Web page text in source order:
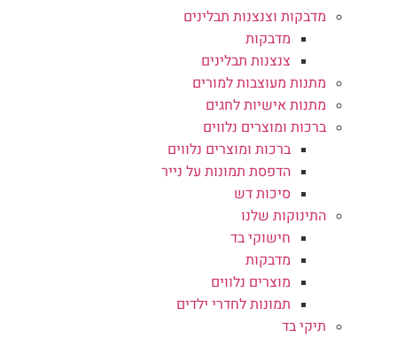
מדבקות וצנצנות תבלינים
מדבקות
צנצנות תבלינים
מתנות מעוצבות למורים
מתנות אישיות לחגים
ברכות ומוצרים נלווים
ברכות ומוצרים נלווים
הדפסת תמונות על נייר
סיכות דש
התינוקות שלנו
חישוקי בד
מדבקות
מוצרים נלווים
תמונות לחדרי ילדים
תיקי בד